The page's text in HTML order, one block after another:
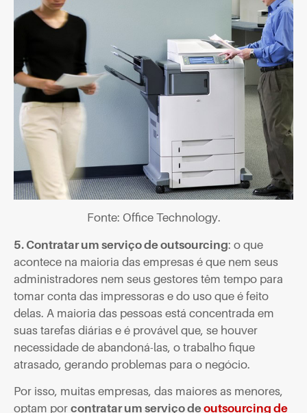
Fonte: Office Technology.
5. Contratar um serviço de outsourcing: o que
acontece na maioria das empresas é que nem seus
administradores nem seus gestores têm tempo para
tomar conta das impressoras e do uso que é feito
delas. A maioria das pessoas está concentrada em
suas tarefas diárias e é provável que, se houver
necessidade de abandoná-las, o trabalho fique
atrasado, gerando problemas para o negócio.
Por isso, muitas empresas, das maiores as menores,
optam por contratar um serviço deoutsourcing de